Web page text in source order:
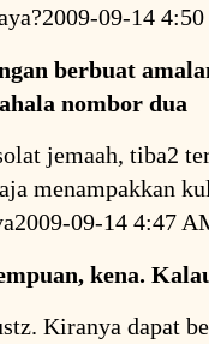
09-14
berbuat
nombor dua
jemaah, tiba2
menampakkan
09-14 4:47
kena.
Kiranya dapat